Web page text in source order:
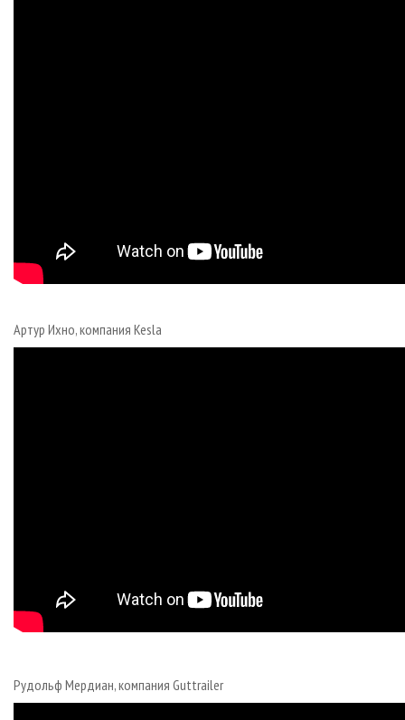
Артур Ихно, компания Kesla
Рудольф Мердиан, компания Guttrailer